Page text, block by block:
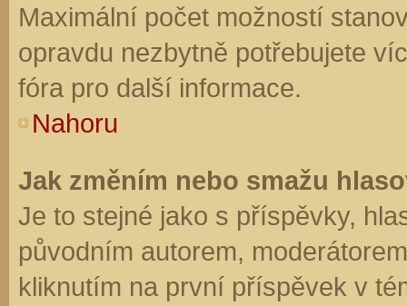
Maximální počet možností
opravdu nezbytně potřebujete
fóra pro další informace.
Nahoru
Jak změním nebo smažu
Je to stejné jako s příspěvky,
původním autorem,
kliknutím na první příspěvek v